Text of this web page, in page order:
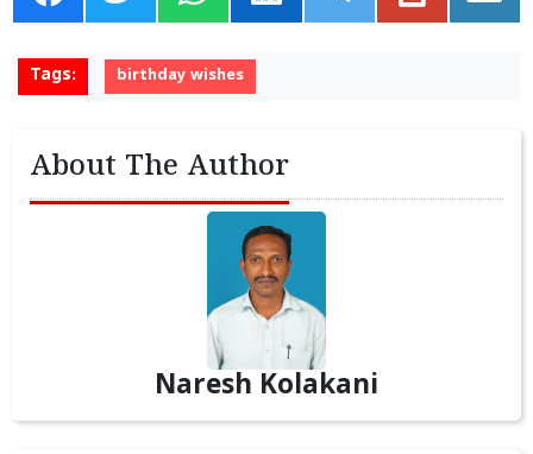
Tags: birthday wishes
About The Author
Naresh Kolakani